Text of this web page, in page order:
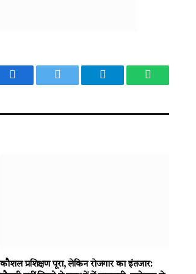
FacebookTwitter TelegramWhatsApp
कौशल प्रशिक्षण पूरा, लेकिन रोजगार का इंतजार: